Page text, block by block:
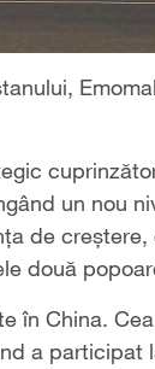
un nou
de creștere,
două
în China.
a participat